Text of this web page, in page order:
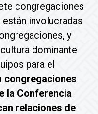
congregaciones
involucradas
y
dominante
para el
congregaciones
la Conferencia
relaciones de